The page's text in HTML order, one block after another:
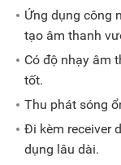
Ứng dụng công
tạo âm thanh
Có độ nhạy âm
tốt.
Thu phát sóng
Đi kèm receiver
dụng lâu dài.